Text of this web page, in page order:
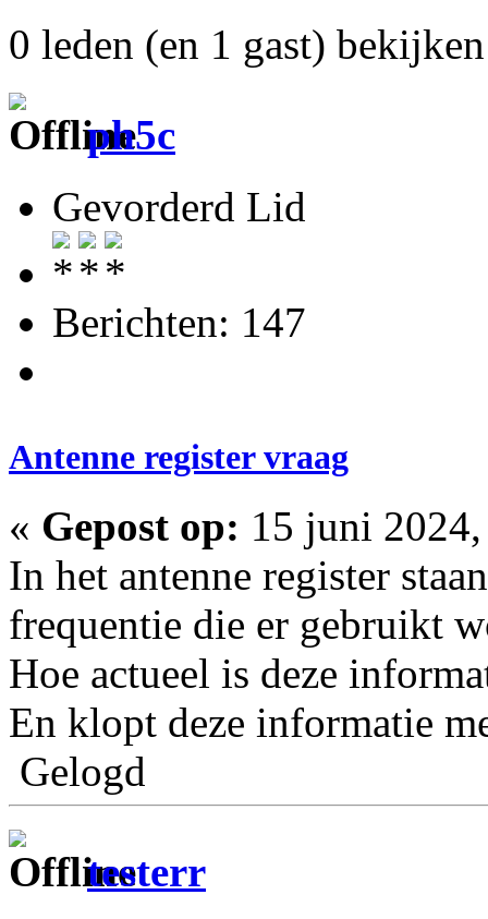
0 leden (en 1 gast)
ph5c
Gevorderd Lid
Berichten: 147
Antenne register vraag
« Gepost op: 15 juni
In het antenne register
frequentie die er gebruikt
Hoe actueel is deze
En klopt deze informatie
Gelogd
testerr